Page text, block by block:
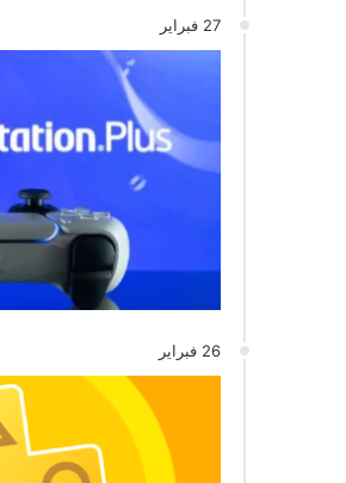
27 فبراير
26 فبراير